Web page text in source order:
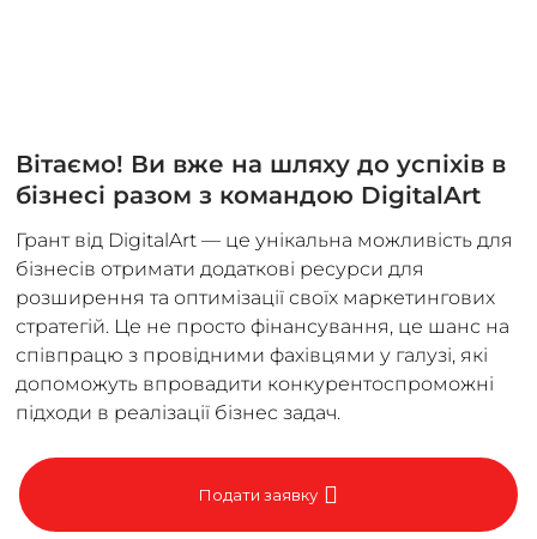
Вітаємо! Ви вже на шляху до успіхів в
бізнесі разом з командою DigitalArt
Грант від DigitalArt — це унікальна можливість для
бізнесів отримати додаткові ресурси для
розширення та оптимізації своїх маркетингових
стратегій. Це не просто фінансування, це шанс на
співпрацю з провідними фахівцями у галузі, які
допоможуть впровадити конкурентоспроможні
підходи в реалізації бізнес задач.
Подати заявку